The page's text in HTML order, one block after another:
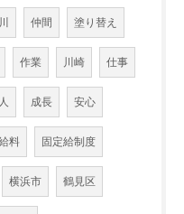
仲間 塗り替え
作業 川崎 仕事
成長 安心
料 固定給制度
横浜市 鶴見区